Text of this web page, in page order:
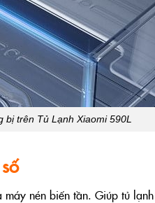
bị trên Tủ Lạnh Xiaomi 590L
nén biến tần. Giúp tủ